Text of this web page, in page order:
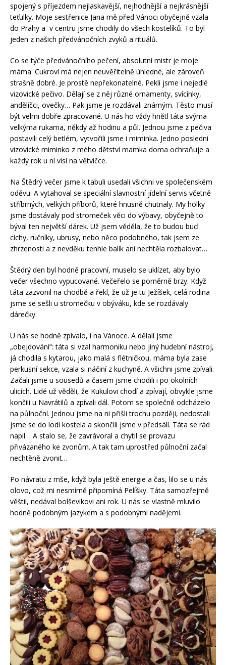
spojený s příjezdem nejlaskavější, nejhodnější a nejkrásnější
teťulky. Moje sestřenice Jana mě před Vánoci obyčejně vzala
do Prahy a v centru jsme chodily do všech kostelíků. To byl
jeden z našich předvánočních zvyků a rituálů.
Co se týče předvánočního pečení, absolutní mistr je moje
máma. Cukroví má nejen neuvěřitelně úhledné, ale zároveň
strašně dobré. Je prostě nepřekonatelné. Pekli jsme i nejedlé
vizovické pečivo. Dělají se z něj různé ornamenty, svícínky,
andělíčci, ovečky… Pak jsme je rozdávali známým. Těsto musí
být velmi dobře zpracované. U nás ho vždy hnětl táta svýma
velkýma rukama, někdy až hodinu a půl. Jednou jsme z pečiva
postavili celý betlém, vytvořili jsme i miminka. Jedno poslední
vizovické miminko z mého dětství mamka doma ochraňuje a
každý rok u ní visí na větvičce.
Na Štědrý večer jsme k tabuli usedali všichni ve společenském
oděvu. A vytahoval se speciální slavnostní jídelní servis včetně
stříbrných, velkých příborů, které hnusně chutnaly. My holky
jsme dostávaly pod stromeček věci do výbavy, obyčejně to
býval ten největší dárek. Už jsem věděla, že to budou buď
cíchy, ručníky, ubrusy, nebo něco podobného, tak jsem ze
zhrzenosti a z nevděku tenhle balík ani nechtěla rozbalovat…
Štědrý den byl hodně pracovní, muselo se uklízet, aby bylo
večer všechno vypucované. Večeřelo se poměrně brzy. Když
táta zazvonil na chodbě a řekl, že už je tu Ježíšek, celá rodina
jsme se sešli u stromečku v obýváku, kde se rozdávaly
dárečky.
U nás se hodně zpívalo, i na Vánoce. A dělali jsme
„obejdování“: táta si vzal harmoniku nebo jiný hudební nástroj,
já chodila s kytarou, jako malá s flétničkou, máma byla zase
perkusní sekce, vzala si náčiní z kuchyně. A všichni jsme zpívali.
Začali jsme u sousedů a časem jsme chodili i po okolních
ulicích. Lidé už věděli, že Kukulovi chodí a zpívají, obvykle jsme
končili u Navrátilů a zpívali dál. Potom se společně odcházelo
na půlnoční. Jednou jsme na ni přišli trochu později, nedostali
jsme se do lodi kostela a skončili jsme v předsálí. Táta se rád
napil… A stalo se, že zavrávoral a chytil se provazu
přivázaného ke zvonům. A tak tam uprostřed půlnoční začal
nechtěně zvonit…
Po návratu z mše, když byla ještě energie a čas, lilo se u nás
olovo, což mi nesmírně připomíná Pelíšky. Táta samozřejmě
věštil, nedával bolševikovi ani rok. U nás se vlastně mluvilo
hodně podobným jazykem a s podobnými nadějemi.